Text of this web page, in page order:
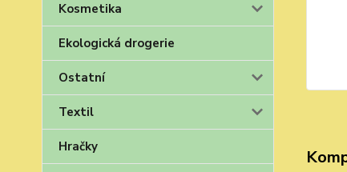
Kosmetika
Ekologická drogerie
Ostatní
Textil
Hračky